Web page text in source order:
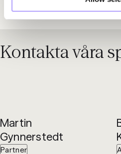
Kontakta våra
Partner
Martin
Gynnerstedt